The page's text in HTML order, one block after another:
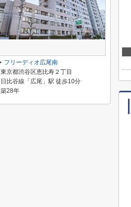
フリーディオ広尾南
東京都渋谷区恵比寿２丁目
日比谷線「広尾」駅 徒歩10分
築28年